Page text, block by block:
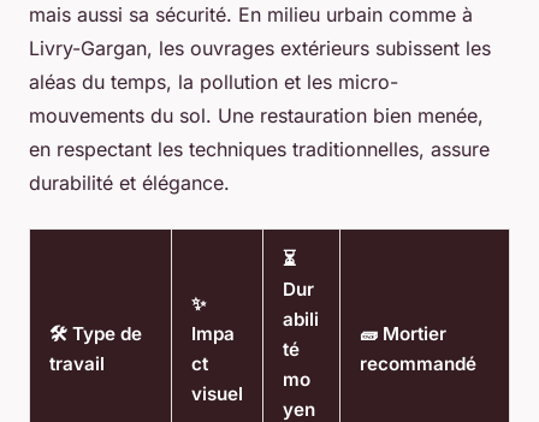
mais aussi sa sécurité. En milieu urbain comme à
Livry-Gargan, les ouvrages extérieurs subissent les
aléas du temps, la pollution et les micro-
mouvements du sol. Une restauration bien menée,
en respectant les techniques traditionnelles, assure
durabilité et élégance.
🛠️ Type de
travail
✨
Impa
ct
visuel
⏳
Dur
abili
té
mo
yen
🧱 Mortier
recommandé